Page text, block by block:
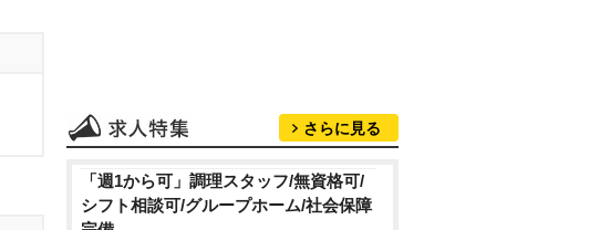
さらに見る
「週1から可」調理スタッフ/無資格可/
シフト相談可/グループホーム/社会保障